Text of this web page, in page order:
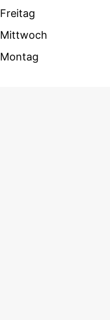
Freitag
Mittwoch
Montag